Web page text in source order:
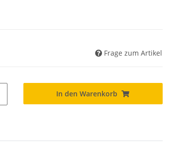
Frage zum Artikel
In den Warenkorb